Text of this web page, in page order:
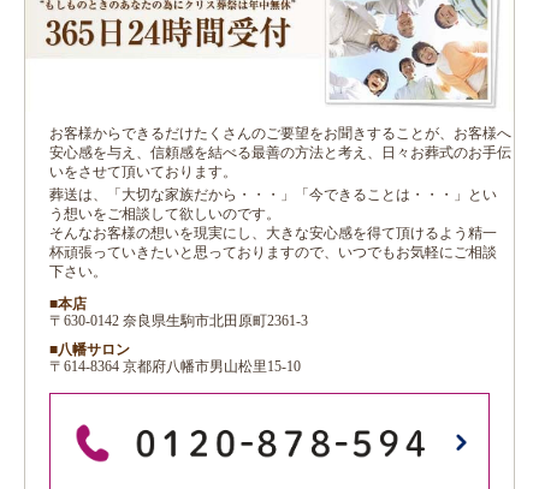
お客様からできるだけたくさんのご要望をお聞きすることが、お客様へ
安心感を与え、信頼感を結べる最善の方法と考え、日々お葬式のお手伝
いをさせて頂いております。
葬送は、「大切な家族だから・・・」「今できることは・・・」とい
う想いをご相談して欲しいのです。
そんなお客様の想いを現実にし、大きな安心感を得て頂けるよう精一
杯頑張っていきたいと思っておりますので、いつでもお気軽にご相談
下さい。
■本店
〒630-0142 奈良県生駒市北田原町2361-3
■八幡サロン
〒614-8364 京都府八幡市男山松里15-10